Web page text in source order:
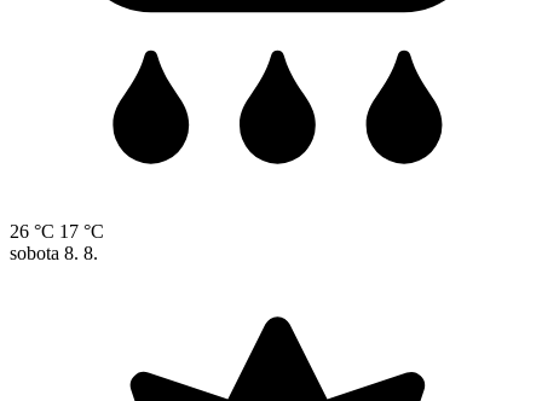
26 °C 17 °C
sobota 8. 8.